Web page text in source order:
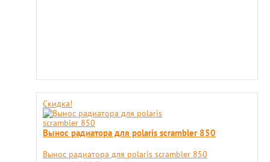
Скидка!
Вынос радиатора для polaris scrambler 850
Вынос радиатора для polaris scrambler 850